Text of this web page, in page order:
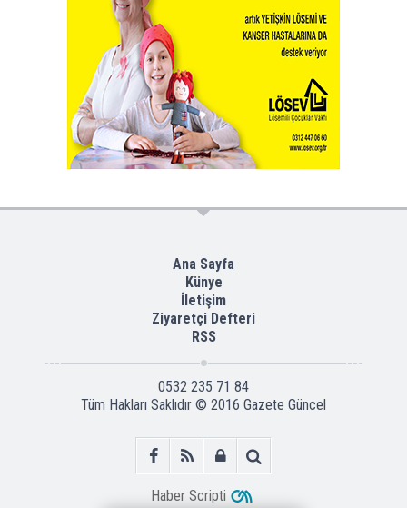
Ana Sayfa
Künye
İletişim
Ziyaretçi Defteri
RSS
0532 235 71 84
Tüm Hakları Saklıdır © 2016 Gazete Güncel
Haber Scripti